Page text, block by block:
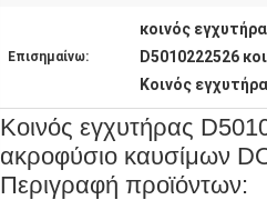
Επισημαίνω:
κοινός
D5010222526
Κοινός
Κοινός εγχυτήρας
ακροφύσιο καυσίμων
Περιγραφή προϊόντων: